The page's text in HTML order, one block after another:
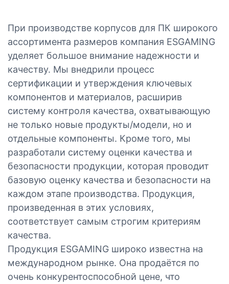
При производстве корпусов для ПК широкого
ассортимента размеров компания ESGAMING
уделяет большое внимание надежности и
качеству. Мы внедрили процесс
сертификации и утверждения ключевых
компонентов и материалов, расширив
систему контроля качества, охватывающую
не только новые продукты/модели, но и
отдельные компоненты. Кроме того, мы
разработали систему оценки качества и
безопасности продукции, которая проводит
базовую оценку качества и безопасности на
каждом этапе производства. Продукция,
произведенная в этих условиях,
соответствует самым строгим критериям
качества.
Продукция ESGAMING широко известна на
международном рынке. Она продаётся по
очень конкурентоспособной цене, что